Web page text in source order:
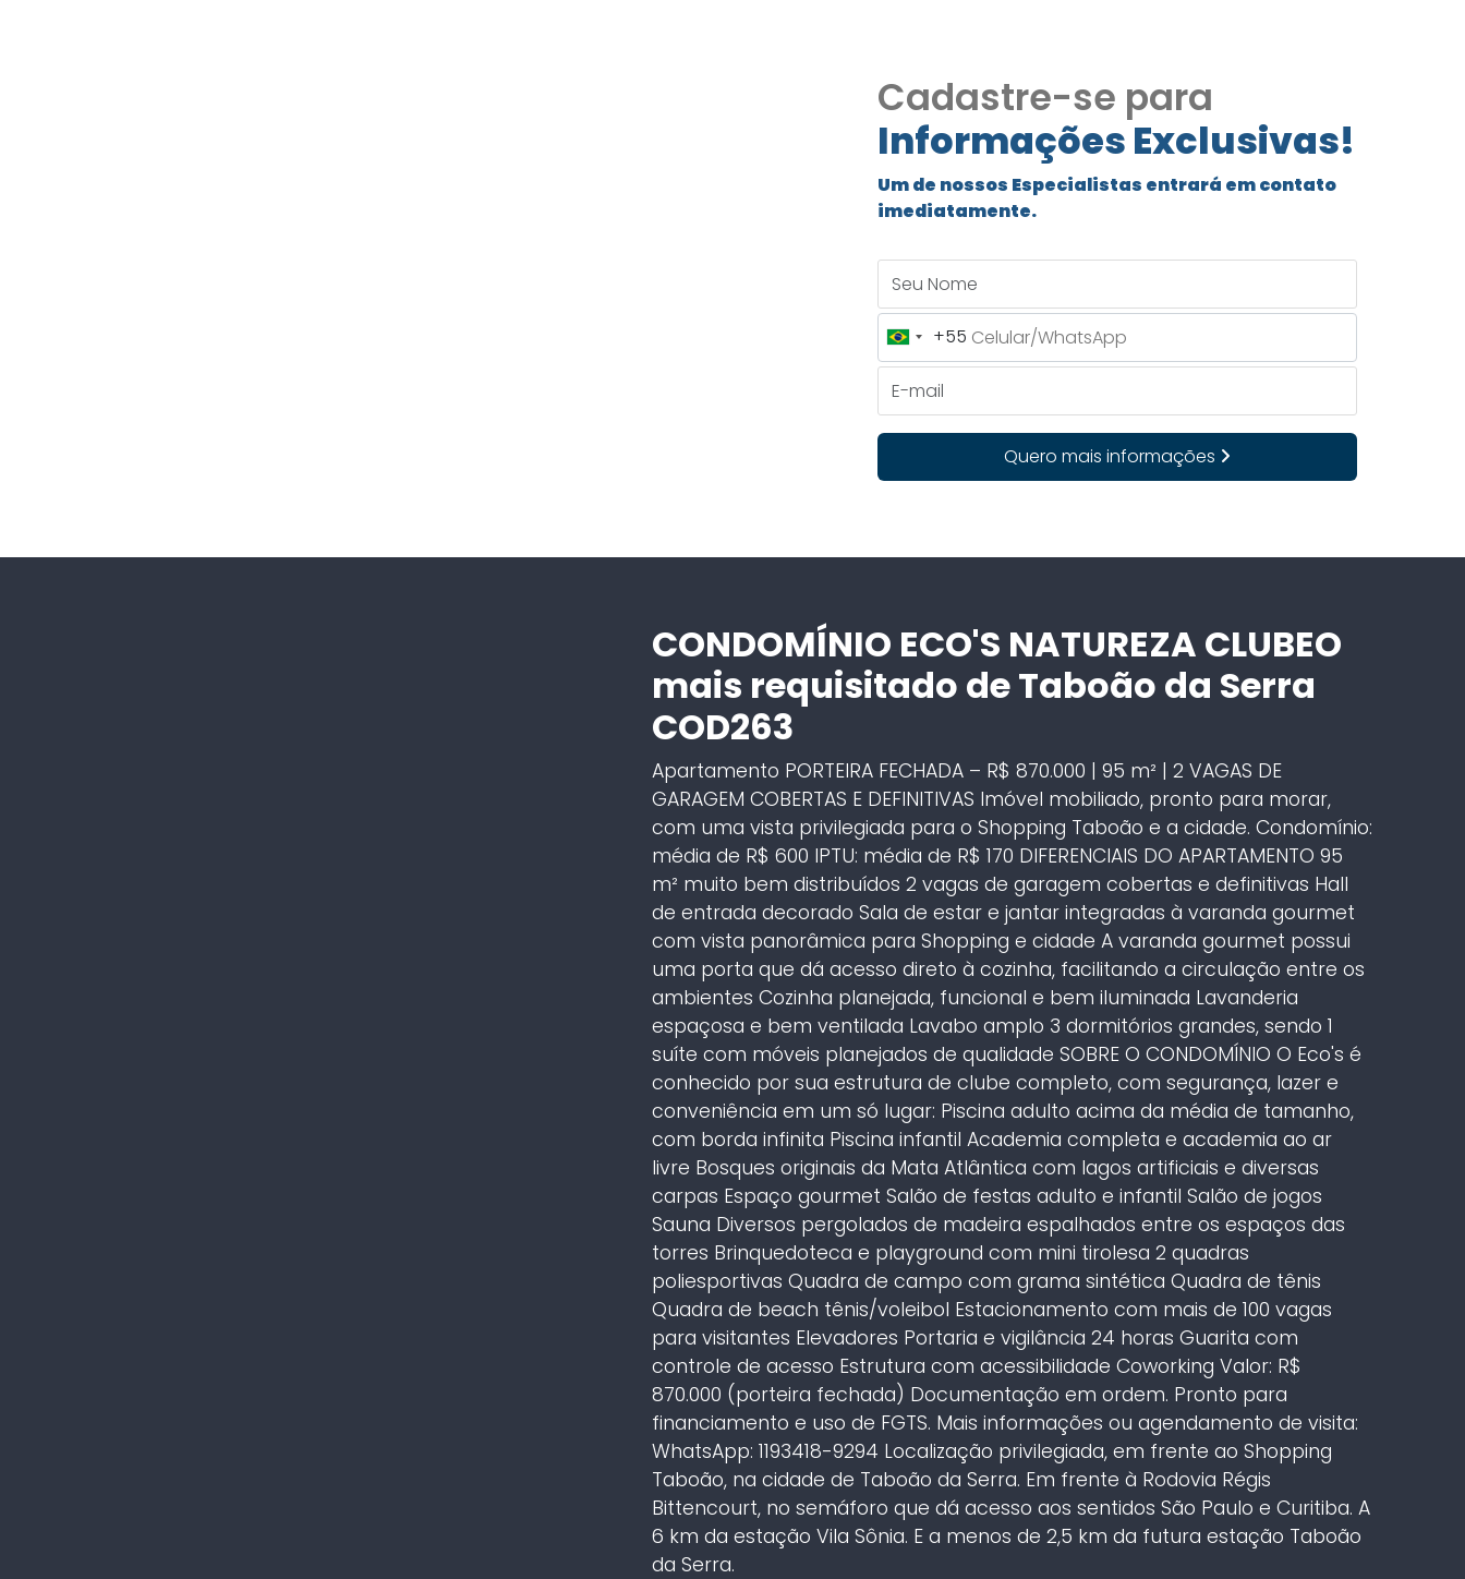
Cadastre-se para
Informações Exclusivas!
Um de nossos Especialistas entrará em contato
imediatamente.
Brazil
+55
+55
Quero mais informações
CONDOMÍNIO ECO'S NATUREZA CLUBEO
mais requisitado de Taboão da Serra
COD263
Apartamento PORTEIRA FECHADA – R$ 870.000 | 95 m² | 2 VAGAS DE
GARAGEM COBERTAS E DEFINITIVAS Imóvel mobiliado, pronto para morar,
com uma vista privilegiada para o Shopping Taboão e a cidade. Condomínio:
média de R$ 600 IPTU: média de R$ 170 DIFERENCIAIS DO APARTAMENTO 95
m² muito bem distribuídos 2 vagas de garagem cobertas e definitivas Hall
de entrada decorado Sala de estar e jantar integradas à varanda gourmet
com vista panorâmica para Shopping e cidade A varanda gourmet possui
uma porta que dá acesso direto à cozinha, facilitando a circulação entre os
ambientes Cozinha planejada, funcional e bem iluminada Lavanderia
espaçosa e bem ventilada Lavabo amplo 3 dormitórios grandes, sendo 1
suíte com móveis planejados de qualidade SOBRE O CONDOMÍNIO O Eco's é
conhecido por sua estrutura de clube completo, com segurança, lazer e
conveniência em um só lugar: Piscina adulto acima da média de tamanho,
com borda infinita Piscina infantil Academia completa e academia ao ar
livre Bosques originais da Mata Atlântica com lagos artificiais e diversas
carpas Espaço gourmet Salão de festas adulto e infantil Salão de jogos
Sauna Diversos pergolados de madeira espalhados entre os espaços das
torres Brinquedoteca e playground com mini tirolesa 2 quadras
poliesportivas Quadra de campo com grama sintética Quadra de tênis
Quadra de beach tênis/voleibol Estacionamento com mais de 100 vagas
para visitantes Elevadores Portaria e vigilância 24 horas Guarita com
controle de acesso Estrutura com acessibilidade Coworking Valor: R$
870.000 (porteira fechada) Documentação em ordem. Pronto para
financiamento e uso de FGTS. Mais informações ou agendamento de visita:
WhatsApp: 1193418-9294 Localização privilegiada, em frente ao Shopping
Taboão, na cidade de Taboão da Serra. Em frente à Rodovia Régis
Bittencourt, no semáforo que dá acesso aos sentidos São Paulo e Curitiba. A
6 km da estação Vila Sônia. E a menos de 2,5 km da futura estação Taboão
da Serra.